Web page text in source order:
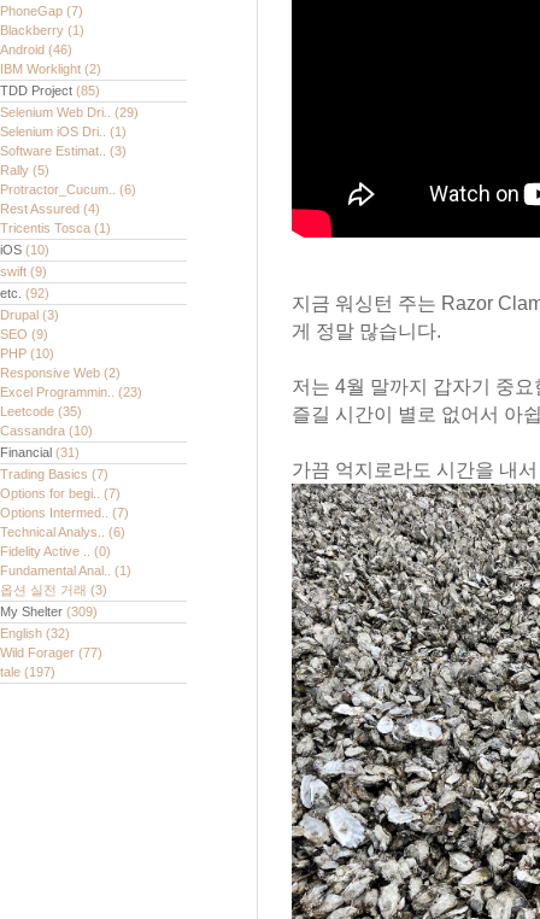
PhoneGap (7)
Blackberry (1)
Android (46)
IBM Worklight (2)
TDD Project (85)
Selenium Web Dri.. (29)
Selenium iOS Dri.. (1)
Software Estimat.. (3)
Rally (5)
Protractor_Cucum.. (6)
Rest Assured (4)
Tricentis Tosca (1)
iOS (10)
swift (9)
etc. (92)
Drupal (3)
SEO (9)
PHP (10)
Responsive Web (2)
Excel Programmin.. (23)
Leetcode (35)
Cassandra (10)
Financial (31)
Trading Basics (7)
Options for begi.. (7)
Options Intermed.. (7)
Technical Analys.. (6)
Fidelity Active .. (0)
Fundamental Anal.. (1)
옵션 실전 거래 (3)
My Shelter (309)
English (32)
Wild Forager (77)
tale (197)
지금 워싱턴 주는 Razor
게 정말 많습니다.
저는 4월 말까지 갑자기 중
즐길 시간이 별로 없어서 아
가끔 억지로라도 시간을 내